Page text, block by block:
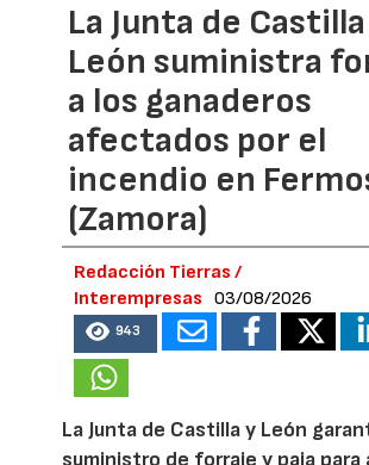
La Junta de
León suministra
a los ganaderos
afectados por el
incendio en
(Zamora)
Redacción Tierras /
Interempresas
03/08/2026
943
La Junta de Castilla y León
suministro de forraje y paja para